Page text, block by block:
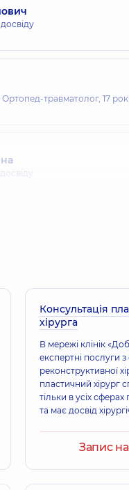
травматолог, 17
Лікар фізичної та
Консультація
хірурга
В мережі клінік
експертні послуги з
реконструктивної
пластичний хірург
тільки в усіх сферах
та має досвід
умінням вінЗапис